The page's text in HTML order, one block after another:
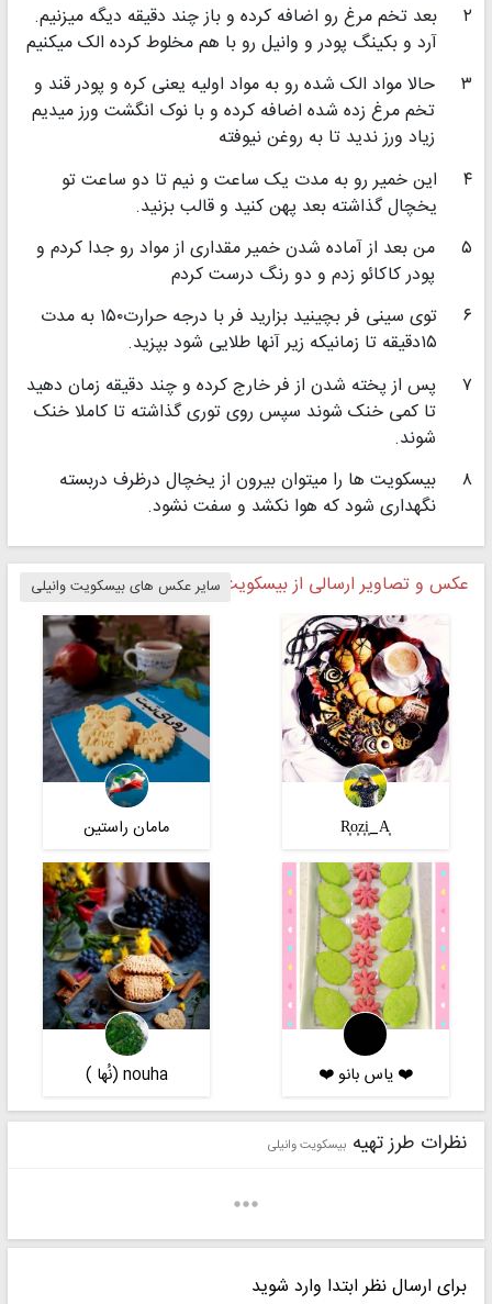
۲
بعد تخم مرغ رو اضافه کرده و باز چند دقیقه دیگه میزنیم.
آرد و بکینگ پودر و وانیل رو با هم مخلوط کرده الک میکنیم
۳
حالا مواد الک شده رو به مواد اولیه یعنی کره و پودر قند و
تخم مرغ زده شده اضافه کرده و با نوک انگشت ورز میدیم
زیاد ورز ندید تا به روغن نیوفته
۴
این خمیر رو به مدت یک ساعت و نیم تا دو ساعت تو
یخچال گذاشته بعد پهن کنید و قالب بزنید.
۵
من بعد از آماده شدن خمیر مقداری از مواد رو جدا کردم و
پودر کاکائو زدم و دو رنگ درست کردم
۶
توی سینی فر بچینید بزارید فر با درجه حرارت۱۵۰ به مدت
۱۵دقیقه تا زمانیکه زیر آنها طلایی شود بپزید.
۷
پس از پخته شدن از فر خارج کرده و چند دقیقه زمان دهید
تا کمی خنک شوند سپس روی توری گذاشته تا کاملا خنک
شوند.
۸
بیسکویت ها را میتوان بیرون از یخچال درظرف دربسته
نگهداری شود که هوا نکشد و سفت نشود.
عکس و تصاویر ارسالی از بیسکویت وانیلیسایر عکس های بیسکویت وانیلی
R͎o͎z͎i͎_A͎ مامان راستین
❤️ یاس بانو ❤️ nouha (نُها )
نظرات طرز تهیه بیسکویت وانیلی
برای ارسال نظر ابتدا وارد شوید